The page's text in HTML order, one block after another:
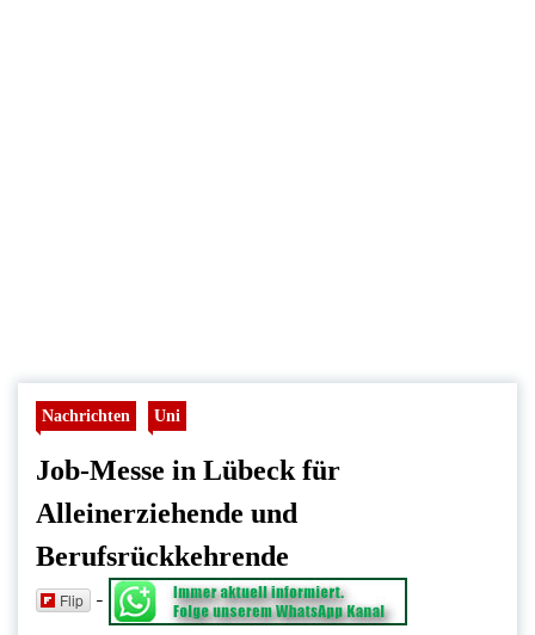
Nachrichten Uni
Job-Messe in Lübeck für
Alleinerziehende und
Berufsrückkehrende
Flip -